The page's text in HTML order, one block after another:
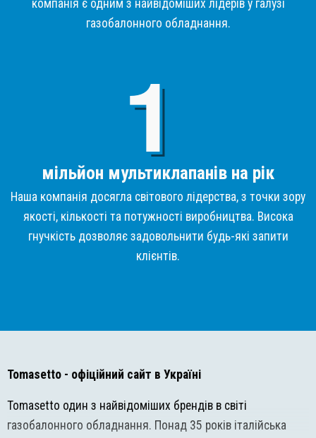
компанія є одним з найвідоміших лідерів у галузі
газобалонного обладнання.
мільйон мультиклапанів на рік
Наша компанія досягла світового лідерства, з точки зору
якості, кількості та потужності виробництва. Висока
гнучкість дозволяє задовольнити будь-які запити
клієнтів.
Tomasetto - офіційний сайт в Україні
Tomasetto один з найвідоміших брендів в світі
газобалонного обладнання. Понад 35 років італійська